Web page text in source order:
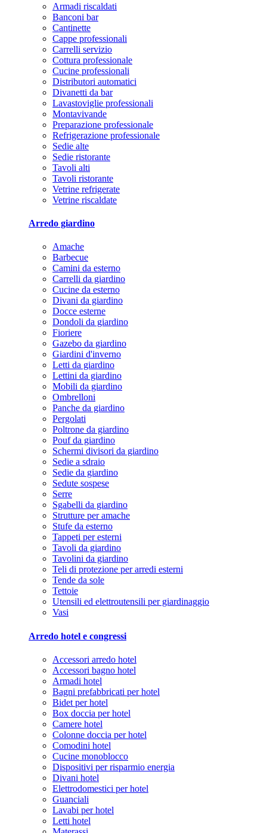
Armadi riscaldati
Banconi bar
Cantinette
Cappe professionali
Carrelli servizio
Cottura professionale
Cucine professionali
Distributori automatici
Divanetti da bar
Lavastoviglie professionali
Montavivande
Preparazione professionale
Refrigerazione professionale
Sedie alte
Sedie ristorante
Tavoli alti
Tavoli ristorante
Vetrine refrigerate
Vetrine riscaldate
Arredo giardino
Amache
Barbecue
Camini da esterno
Carrelli da giardino
Cucine da esterno
Divani da giardino
Docce esterne
Dondoli da giardino
Fioriere
Gazebo da giardino
Giardini d'inverno
Letti da giardino
Lettini da giardino
Mobili da giardino
Ombrelloni
Panche da giardino
Pergolati
Poltrone da giardino
Pouf da giardino
Schermi divisori da giardino
Sedie a sdraio
Sedie da giardino
Sedute sospese
Serre
Sgabelli da giardino
Strutture per amache
Stufe da esterno
Tappeti per esterni
Tavoli da giardino
Tavolini da giardino
Teli di protezione per arredi esterni
Tende da sole
Tettoie
Utensili ed elettroutensili per giardinaggio
Vasi
Arredo hotel e congressi
Accessori arredo hotel
Accessori bagno hotel
Armadi hotel
Bagni prefabbricati per hotel
Bidet per hotel
Box doccia per hotel
Camere hotel
Colonne doccia per hotel
Comodini hotel
Cucine monoblocco
Dispositivi per risparmio energia
Divani hotel
Elettrodomestici per hotel
Guanciali
Lavabi per hotel
Letti hotel